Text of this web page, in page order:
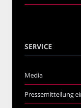
SERVICE
Media
Pressemitteilung